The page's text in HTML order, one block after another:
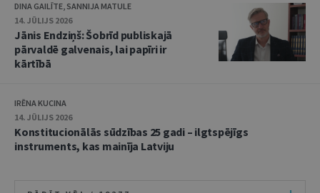
DINA GAILĪTE, SANNIJA MATULE
14. JŪLIJS 2026
Jānis Endziņš: Šobrīd publiskajā
pārvaldē galvenais, lai papīri ir
kārtībā
IRĒNA KUCINA
14. JŪLIJS 2026
Konstitucionālās sūdzības 25 gadi – ilgtspējīgs
instruments, kas mainīja Latviju